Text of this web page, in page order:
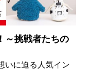
～挑戦者たちの
いに迫る人気イン